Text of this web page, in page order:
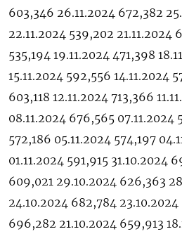
603,346 26.11.2024 672,382
22.11.2024 539,202 21.11.2024
535,194 19.11.2024 471,398
15.11.2024 592,556 14.11.2024
603,118 12.11.2024 713,366
08.11.2024 676,565 07.11.2024
572,186 05.11.2024 574,197
01.11.2024 591,915 31.10.2024
609,021 29.10.2024 626,363
24.10.2024 682,784
696,282 21.10.2024 659,913